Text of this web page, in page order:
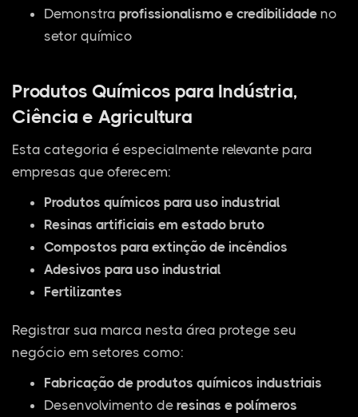
Demonstra profissionalismo e credibilidade no
setor químico
Produtos Químicos para Indústria,
Ciência e Agricultura
Esta categoria é especialmente relevante para
empresas que oferecem:
Produtos químicos para uso industrial
Resinas artificiais em estado bruto
Compostos para extinção de incêndios
Adesivos para uso industrial
Fertilizantes
Registrar sua marca nesta área protege seu
negócio em setores como:
Fabricação de produtos químicos industriais
Desenvolvimento de resinas e polímeros